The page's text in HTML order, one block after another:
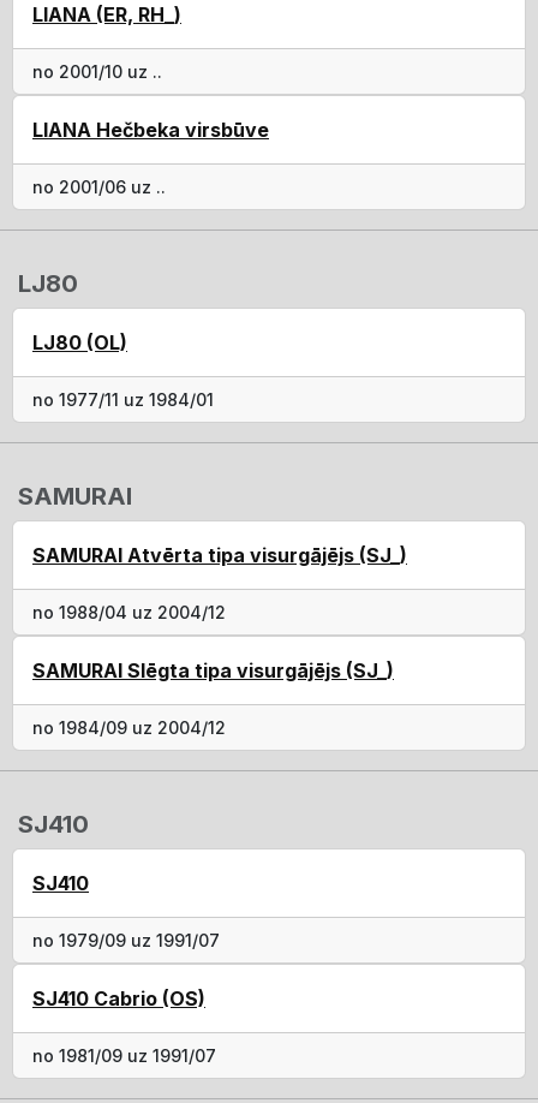
LIANA (ER, RH_)
no 2001/10 uz ..
LIANA Hečbeka virsbūve
no 2001/06 uz ..
LJ80
LJ80 (OL)
no 1977/11 uz 1984/01
SAMURAI
SAMURAI Atvērta tipa visurgājējs (SJ_)
no 1988/04 uz 2004/12
SAMURAI Slēgta tipa visurgājējs (SJ_)
no 1984/09 uz 2004/12
SJ410
SJ410
no 1979/09 uz 1991/07
SJ410 Cabrio (OS)
no 1981/09 uz 1991/07